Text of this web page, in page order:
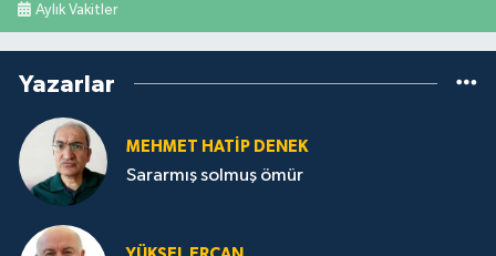
Aylık Vakitler
Yazarlar
MEHMET HATİP DENEK
Sararmış solmuş ömür